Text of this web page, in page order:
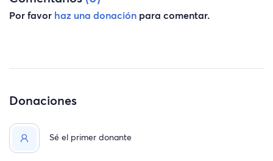
Por favor haz una donación para comentar.
Donaciones
Sé el primer donante